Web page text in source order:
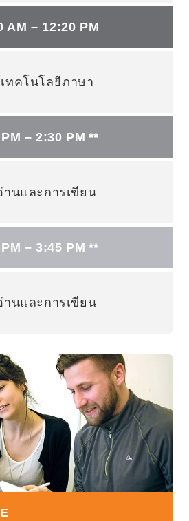
AM – 12:20 PM
ทคโนโลยีภาษา
– 2:30 PM **
านและการเขียน
– 3:45 PM **
านและการเขียน